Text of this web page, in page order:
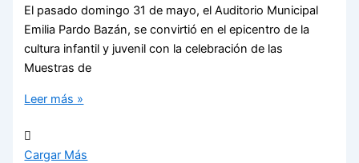
El pasado domingo 31 de mayo, el Auditorio Municipal
Emilia Pardo Bazán, se convirtió en el epicentro de la
cultura infantil y juvenil con la celebración de las
Muestras de
Leer más »
Cargar Más